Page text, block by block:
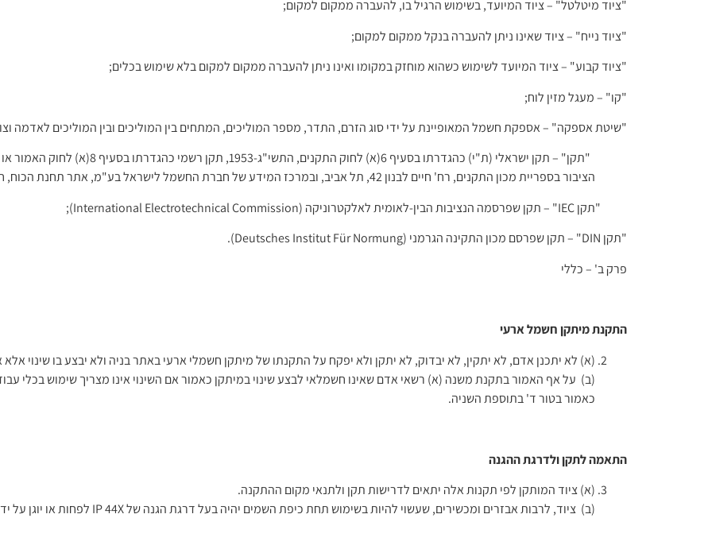
"ציוד נייח" – ציוד שאינו ניתן להעברה בנקל ממקום למקום;
"ציוד קבוע" – ציוד המיועד לשימוש כשהוא מוחזק במקומו ואינו ניתן להעברה ממקום למקום בלא שימוש בכלים;
"קו" – מעגל מזין לוח;
"שיטת אספקה" – אספקת חשמל המאופיינת על ידי סוג הזרם, התדר, מספר המוליכים, המתחים בין המוליכים ובין המוליכים לאדמה
"תקן" – תקן ישראלי (ת"י) כהגדרתו בסעיף
הציבור בספריית מכון התקנים, רח' חיים לבנון 42, תל אביב, ובמרכז המידע של חברת החשמל לישראל בע"מ, אתר תחנת הכוח, חיפה, או תקן אחר שאישר המנהל;
"תקן IEC" – תקן שפרסמה הנציבות הבין-לאומית לאלקטרוניקה (International Electrotechnical Commission);
פרק ב' – כללי
(א) לא יתכנן אדם, לא יתקין, לא יבדוק, לא יתקן ולא יפקח על התקנתו של מיתקן חשמלי ארעי באתר בניה ולא יבצע בו שינוי אלא
(ב) על אף האמור בתקנת משנה (א) רשאי אדם שאינו חשמלאי לבצע שינוי במיתקן כאמור אם השינוי אינו מצריך שימוש בכלי
כאמור בטור ד' בתוספת השניה.
(א) ציוד המותקן לפי תקנות אלה יתאים לדרישות תקן ולתנאי מקום ההתקנה.
(ב) ציוד, לרבות אבזרים ומכשירים, שעשוי להיות בשימוש תחת כיפת השמים יהיה בעל דרגת הגנה של IP 44X לפחות או יוגן על ידי מעטה שווה ערך.